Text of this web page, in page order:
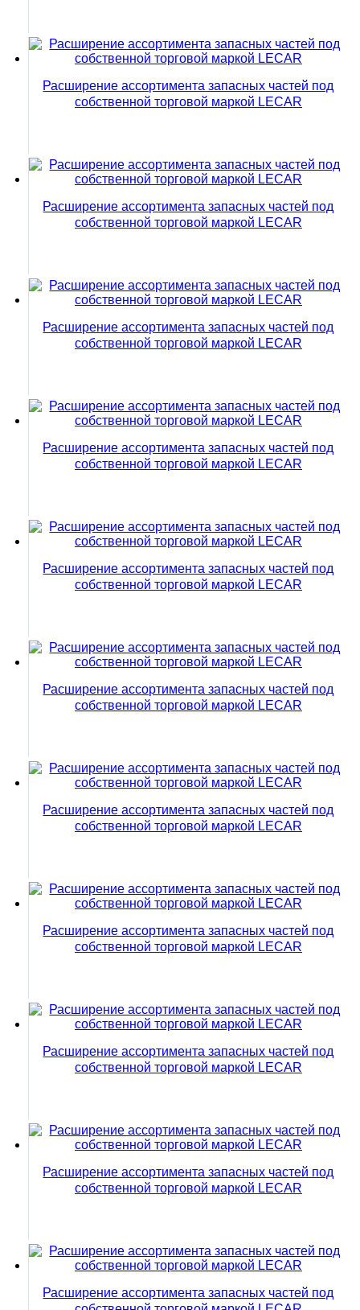
Расширение ассортимента запасных частей под
собственной торговой маркой LECAR
Расширение ассортимента запасных частей под
собственной торговой маркой LECAR
Расширение ассортимента запасных частей под
собственной торговой маркой LECAR
Расширение ассортимента запасных частей под
собственной торговой маркой LECAR
Расширение ассортимента запасных частей под
собственной торговой маркой LECAR
Расширение ассортимента запасных частей под
собственной торговой маркой LECAR
Расширение ассортимента запасных частей под
собственной торговой маркой LECAR
Расширение ассортимента запасных частей под
собственной торговой маркой LECAR
Расширение ассортимента запасных частей под
собственной торговой маркой LECAR
Расширение ассортимента запасных частей под
собственной торговой маркой LECAR
Расширение ассортимента запасных частей под